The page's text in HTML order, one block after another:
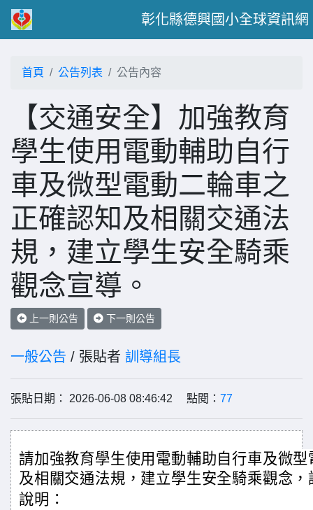
彰化縣德興國小全球資訊網
首頁 公告列表 公告內容
【交通安全】加強教育
學生使用電動輔助自行
車及微型電動二輪車之
正確認知及相關交通法
規，建立學生安全騎乘
觀念宣導。
上一則公告 下一則公告
一般公告 / 張貼者 訓導組長
張貼日期： 2026-06-08 08:46:42 點閱： 77
請加強教育學生使用電動輔助自行車及微
及相關交通法規，建立學生安全騎乘觀念
說明：